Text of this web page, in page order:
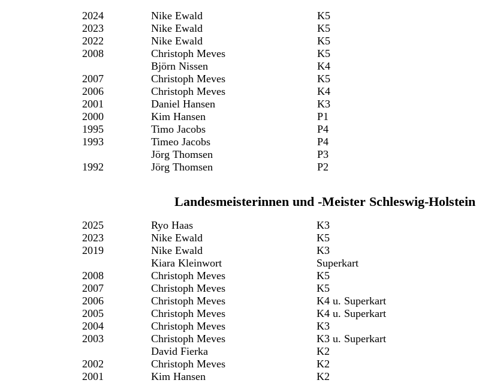
2024
2023
2022
2008
2007
2006
2001
2000
1995
1993
1992
Nike Ewald
Nike Ewald
Nike Ewald
Christoph Meves
Björn Nissen
Christoph Meves
Christoph Meves
Daniel Hansen
Kim Hansen
Timo Jacobs
Timeo Jacobs
Jörg Thomsen
Jörg Thomsen
K5
K5
K5
K5
K4
K5
K4
K3
P1
P4
P4
P3
P2
Landesmeisterinnen und -Meister Schleswig-Holstein
2025
2023
2019
2008
2007
2006
2005
2004
2003
2002
2001
Ryo Haas
Nike Ewald
Nike Ewald
Kiara Kleinwort
Christoph Meves
Christoph Meves
Christoph Meves
Christoph Meves
Christoph Meves
Christoph Meves
David Fierka
Christoph Meves
Kim Hansen
K3
K5
K3
Superkart
K5
K5
K4 u. Superkart
K4 u. Superkart
K3
K3 u. Superkart
K2
K2
K2